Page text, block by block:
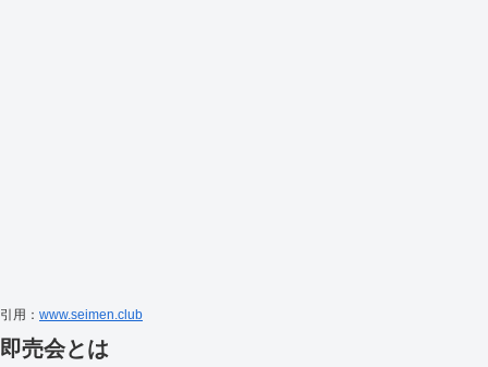
引用： www.seimen.club
即売会とは